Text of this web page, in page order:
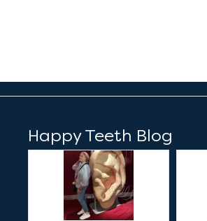
Happy Teeth Blog